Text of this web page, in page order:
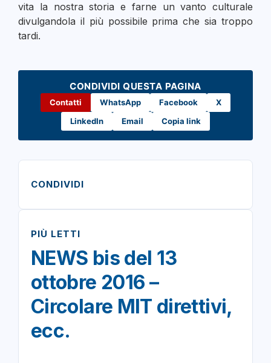
vita la nostra storia e farne un vanto culturale
divulgandola il più possibile prima che sia troppo
tardi.
CONDIVIDI QUESTA PAGINA
Contatti WhatsApp Facebook
X
LinkedIn
Email Copia link
CONDIVIDI
PIÙ LETTI
NEWS bis del 13
ottobre 2016 –
Circolare MIT direttivi,
ecc.